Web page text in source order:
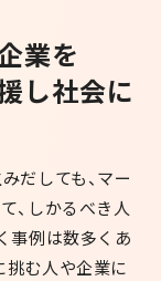
業を
し社会に
だしても、マー
、しかるべき人
事例は数多くあ
挑む人や企業に